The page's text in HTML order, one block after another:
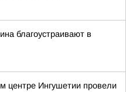
благоустраивают в
центре Ингушетии провели